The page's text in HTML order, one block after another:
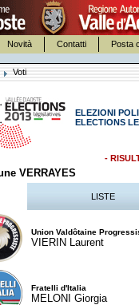
Novità Contatti Posta
Voti
ELEZIONI
ELECTIONS
-
VERRAYES
LISTE
Union Valdôtaine
VIERIN Laurent
Fratelli d'Italia
MELONI Giorgia